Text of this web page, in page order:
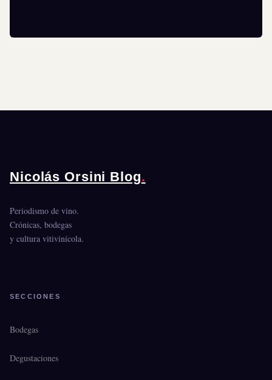
Nicolás Orsini Blog.
Periodismo de vino.
Crónicas, bodegas
y cultura vitivinícola.
SECCIONES
Bodegas
Degustaciones